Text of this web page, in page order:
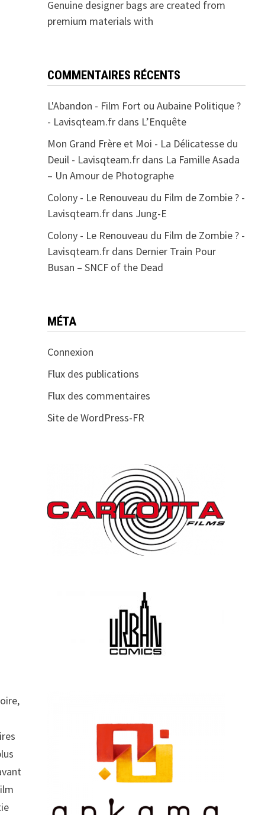
Genuine designer bags are created from
premium materials with
COMMENTAIRES RÉCENTS
L'Abandon - Film Fort ou Aubaine Politique ?
- Lavisqteam.frdans L’Enquête
Mon Grand Frère et Moi - La Délicatesse du
Deuil - Lavisqteam.frdans La Famille Asada
– Un Amour de Photographe
Colony - Le Renouveau du Film de Zombie ? -
Lavisqteam.frdans Jung-E
Colony - Le Renouveau du Film de Zombie ? -
Lavisqteam.frdans Dernier Train Pour
Busan – SNCF of the Dead
MÉTA
Connexion
Flux des publications
Flux des commentaires
Site de WordPress-FR